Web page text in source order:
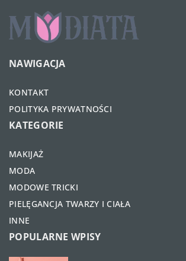
NAWIGACJA
KONTAKT
POLITYKA PRYWATNOŚCI
KATEGORIE
MAKIJAŻ
MODA
MODOWE TRICKI
PIELĘGANCJA TWARZY I CIAŁA
INNE
POPULARNE WPISY